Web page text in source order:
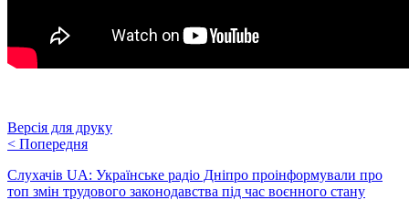
Версія для друку
< Попередня
Слухачів UA: Українське радіо Дніпро проінформували про
топ змін трудового законодавства під час воєнного стану